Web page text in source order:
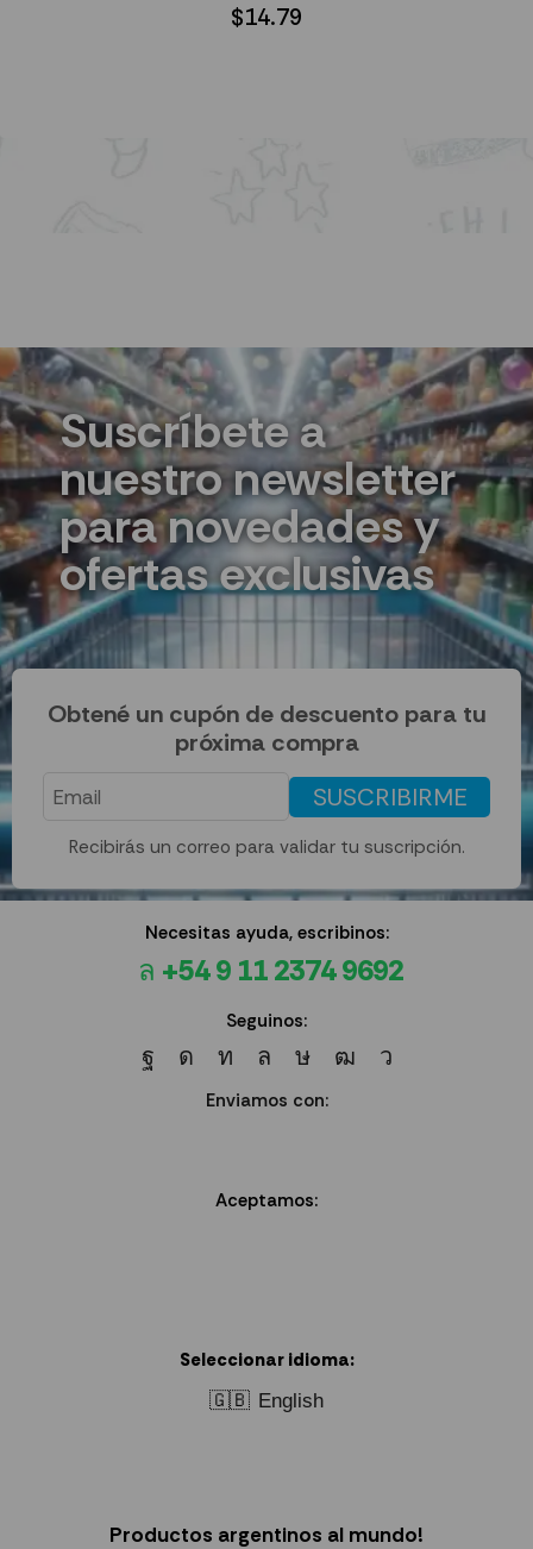
$14.79
Suscríbete a
nuestro newsletter
para novedades y
ofertas exclusivas
Obtené un cupón de descuento para tu
próxima compra
SUSCRIBIRME
Recibirás un correo para validar tu suscripción.
Necesitas ayuda, escribinos:
+54 9 11 2374 9692
Seguinos:
Enviamos con:
Aceptamos:
Seleccionar idioma:
🇬🇧 English
Productos argentinos al mundo!